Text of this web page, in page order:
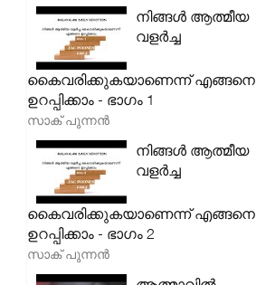
നിങ്ങൾ ആത്മീയ
വളർച്ച
കൈവരിക്കുകയാണെന്ന് എങ്ങനെ
ഉറപ്പിക്കാം - ഭാഗം 1
സാക് പുന്നൻ
നിങ്ങൾ ആത്മീയ
വളർച്ച
കൈവരിക്കുകയാണെന്ന് എങ്ങനെ
ഉറപ്പിക്കാം - ഭാഗം 2
സാക് പുന്നൻ